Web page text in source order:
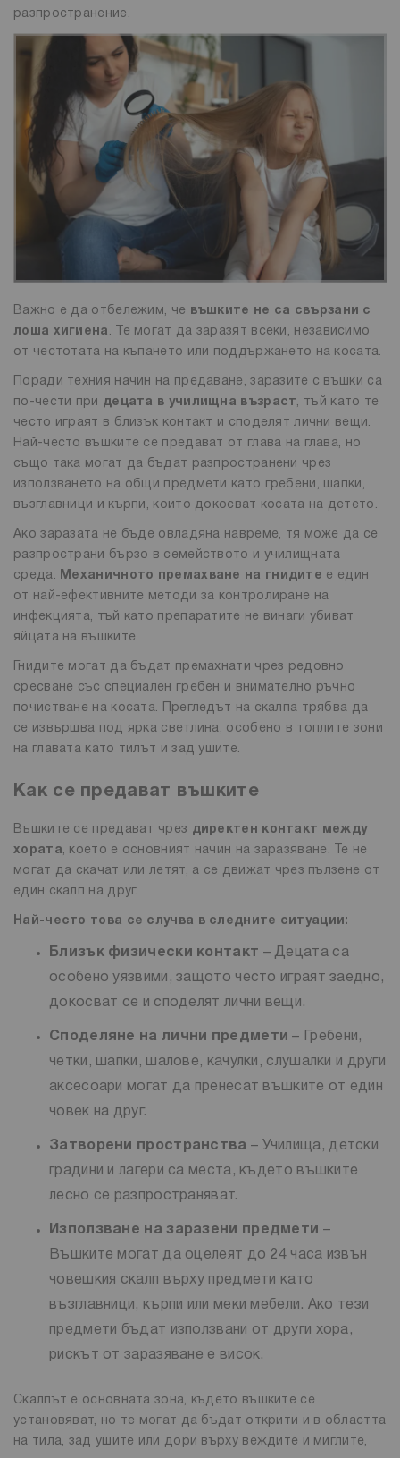
разпространение.
Важно е да отбележим, че
въшките не са свързани с
лоша хигиена . Те могат да заразят всеки, независимо
от честотата на къпането или поддържането на косата.
Поради техния начин на предаване, заразите с въшки са
по-чести при децата в училищна възраст, тъй като те
често играят в близък контакт и споделят лични вещи.
Най-често въшките се предават от глава на глава, но
също така могат да бъдат разпространени чрез
използването на общи предмети като гребени, шапки,
възглавници и кърпи, които докосват косата на детето.
Ако заразата не бъде овладяна навреме, тя може да се
разпространи бързо в семейството и училищната
среда.
Механичното премахване на гнидите е един
от най-ефективните методи за контролиране на
инфекцията, тъй като препаратите не винаги убиват
яйцата на въшките.
Гнидите могат да бъдат премахнати чрез редовно
сресване със специален гребен и внимателно ръчно
почистване на косата. Прегледът на скалпа трябва да
се извършва под ярка светлина, особено в топлите зони
на главата като тилът и зад ушите.
Как се предават въшките
Въшките се предават чрез директен контакт между
хората, което е основният начин на заразяване. Те не
могат да скачат или летят, а се движат чрез пълзене от
един скалп на друг.
Най-често това се случва в следните ситуации:
Близък физически контакт – Децата са
особено уязвими, защото често играят заедно,
докосват се и споделят лични вещи.
Споделяне на лични предмети – Гребени,
четки, шапки, шалове, качулки, слушалки и други
аксесоари могат да пренесат въшките от един
човек на друг.
Затворени пространства – Училища, детски
градини и лагери са места, където въшките
лесно се разпространяват.
Използване на заразени предмети –
Въшките могат да оцелеят до 24 часа извън
човешкия скалп върху предмети като
възглавници, кърпи или меки мебели. Ако тези
предмети бъдат използвани от други хора,
рискът от заразяване е висок.
Скалпът е основната зона, където въшките се
установяват, но те могат да бъдат открити и в областта
на тила, зад ушите или дори върху веждите и миглите,